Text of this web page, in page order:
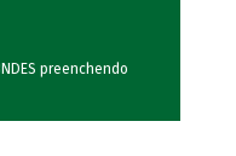
preenchendo